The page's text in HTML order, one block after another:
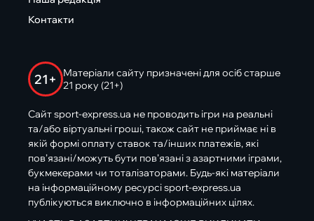
Контакти
21+
Матеріали сайту призначені для осіб старше
21 року (21+)
Сайт sport-express.ua не проводить ігри на реальні
та/або віртуальні гроші, також сайт не приймає ні в
якій формі оплату ставок та/інших платежів, які
пов’язані/можуть бути пов’язані з азартними іграми,
букмекерами чи тоталізаторами. Будь-які матеріали
на інформаційному ресурсі sport-express.ua
публікуються виключно в інформаційних цілях.